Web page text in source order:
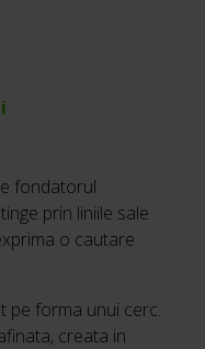
fondatorul
prin liniile sale
o cautare
pe forma unui cerc.
creata in